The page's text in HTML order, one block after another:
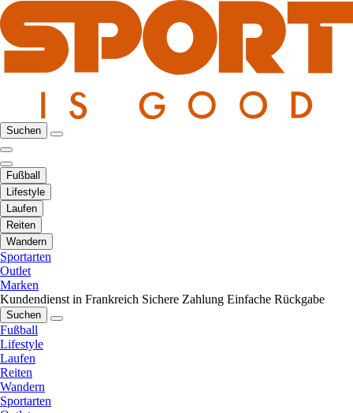
Suchen
Fußball
Lifestyle
Laufen
Reiten
Wandern
Sportarten
Outlet
Marken
Kundendienst in Frankreich Sichere Zahlung Einfache Rückgabe
Suchen
Fußball
Lifestyle
Laufen
Reiten
Wandern
Sportarten